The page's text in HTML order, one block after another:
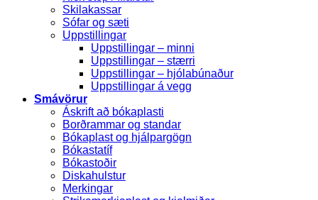
Skilakassar
Sófar og sæti
Uppstillingar
Uppstillingar – minni
Uppstillingar – stærri
Uppstillingar – hjólabúnaður
Uppstillingar á vegg
Smávörur
Áskrift að bókaplasti
Borðrammar og standar
Bókaplast og hjálpargögn
Bókastatíf
Bókastoðir
Diskahulstur
Merkingar